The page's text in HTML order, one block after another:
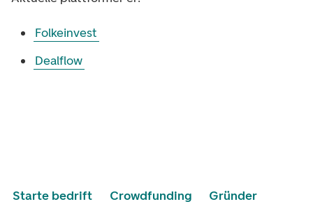
Folkeinvest
Dealflow
Starte bedrift Crowdfunding
Gründer